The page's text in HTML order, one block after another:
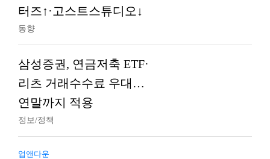
터즈↑·고스트스튜디오↓
동향
삼성증권, 연금저축 ETF·
리츠 거래수수료 우대…
연말까지 적용
정보/정책
업앤다운